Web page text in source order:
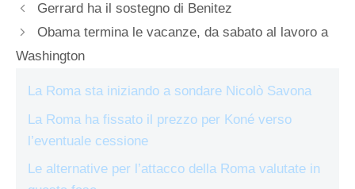
Gerrard ha il sostegno di Benitez
Obama termina le vacanze, da sabato al lavoro a
Washington
La Roma sta iniziando a sondare Nicolò Savona
La Roma ha fissato il prezzo per Koné verso
l’eventuale cessione
Le alternative per l’attacco della Roma valutate in